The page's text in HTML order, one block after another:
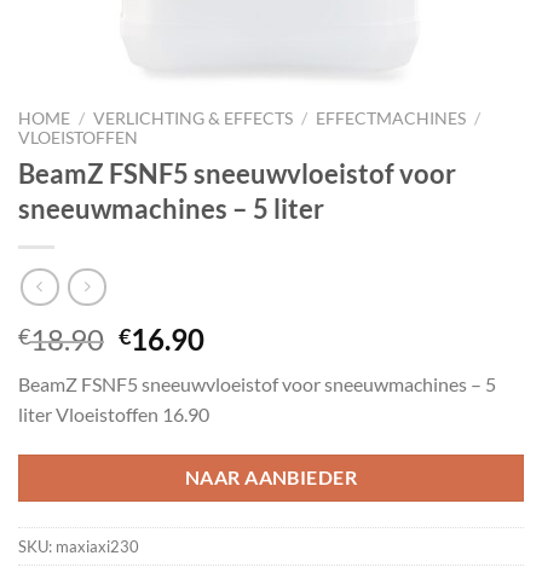
HOME / VERLICHTING & EFFECTS / EFFECTMACHINES /
VLOEISTOFFEN
BeamZ FSNF5 sneeuwvloeistof voor
sneeuwmachines – 5 liter
€18.90 Oorspronkelijke
was:
€18.90.
€16.90Huidige
is:
€16.90.
BeamZ FSNF5 sneeuwvloeistof voor sneeuwmachines – 5
liter Vloeistoffen 16.90
NAAR AANBIEDER
SKU: maxiaxi230